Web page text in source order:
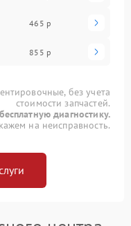
465 р
855 р
без учета
стоимости запчастей.
диагностику.
на неисправность.